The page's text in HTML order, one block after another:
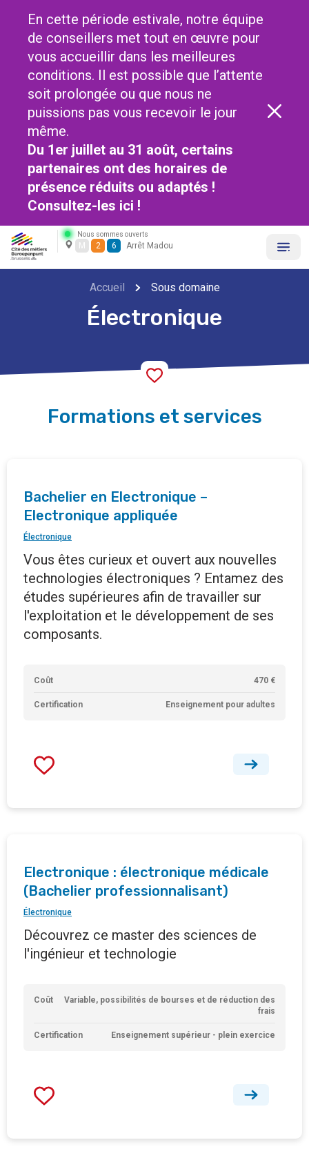
En cette période estivale, notre équipe
de conseillers met tout en œuvre pour
vous accueillir dans les meilleures
conditions. Il est possible que l’attente
soit prolongée ou que nous ne
puissions pas vous recevoir le jour
même.
Du 1er juillet au 31 août, certains
partenaires ont des horaires de
présence réduits ou adaptés !
Consultez-les ici !
Nous sommes ouverts
M 2 6 Arrêt Madou
Accueil Sous domaine
Électronique
Formations et services
Bachelier en Electronique –
Electronique appliquée
Électronique
Vous êtes curieux et ouvert aux nouvelles
technologies électroniques ? Entamez des
études supérieures afin de travailler sur
l'exploitation et le développement de ses
composants.
Coût 470 €
Certification Enseignement pour adultes
Electronique : électronique médicale
(Bachelier professionnalisant)
Électronique
Découvrez ce master des sciences de
l'ingénieur et technologie
Coût
Variable, possibilités de bourses et de réduction des
frais
Certification Enseignement supérieur - plein exercice